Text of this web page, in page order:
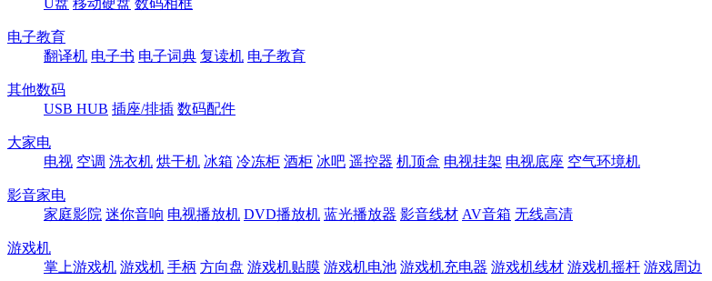
U盘 移动硬盘 数码相框
电子教育
翻译机 电子书 电子词典 复读机 电子教育
其他数码
USB HUB 插座/排插 数码配件
大家电
电视 空调 洗衣机 烘干机 冰箱 冷冻柜 酒柜 冰吧 遥控器 机顶盒 电视挂架 电视底座 空气环境机
影音家电
家庭影院 迷你音响 电视播放机 DVD播放机 蓝光播放器 影音线材 AV音箱 无线高清
游戏机
掌上游戏机 游戏机 手柄 方向盘 游戏机贴膜 游戏机电池 游戏机充电器 游戏机线材 游戏机摇杆 游戏周边